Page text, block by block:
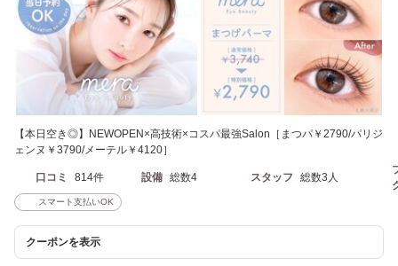
【本日空き◎】NEWOPEN×高技術×コスパ最強Salon［まつパ￥2790/パリジ
ェンヌ￥3790/メーテル￥4120］
口コミ 814件 設備 総数4 スタッフ 総数3人
スマート支払いOK
クーポンを表示